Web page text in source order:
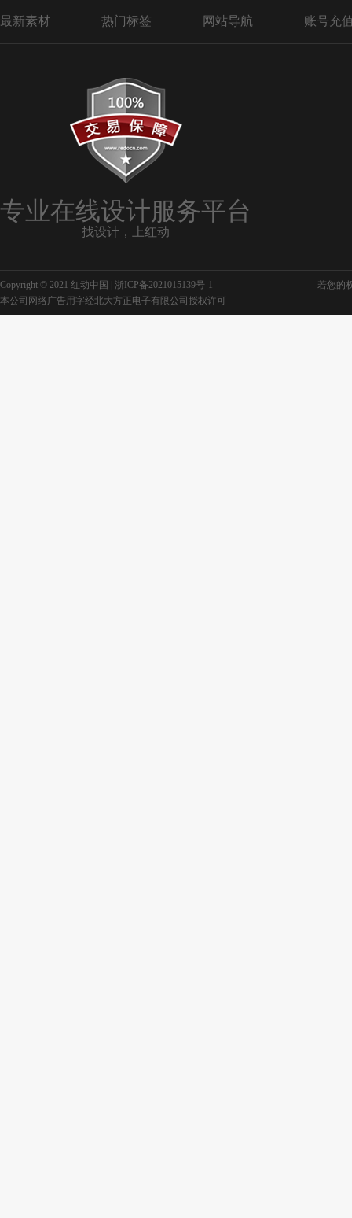
最新素材 热门标签 网站导航 账号充
专业在线设计服务平台
找设计，上红动
Copyright © 2021 红动中国 | 浙ICP备2021015139号-1
若您的
本公司网络广告用字经北大方正电子有限公司授权许可